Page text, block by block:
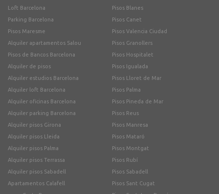
Loft Barcelona
Parking Barcelona
Pisos Maresme
Alquiler apartamentos Salou
Pisos de Bancos Barcelona
Alquiler de pisos
Alquiler estudios Barcelona
Alquiler loft Barcelona
Alquiler oficinas Barcelona
Alquiler parking Barcelona
Alquiler pisos Girona
Alquiler pisos Lleida
Alquiler pisos Palma
Alquiler pisos Terrassa
Alquiler pisos Sabadell
Apartamentos Calafell
Pisos Blanes
Pisos Canet
Pisos Valencia Ciudad
Pisos Granollers
Pisos Hospitalet
Pisos Igualada
Pisos Lloret de Mar
Pisos Palma
Pisos Pineda de Mar
Pisos Reus
Pisos Manresa
Pisos Mataró
Pisos Montgat
Pisos Rubí
Pisos Sabadell
Pisos Sant Cugat